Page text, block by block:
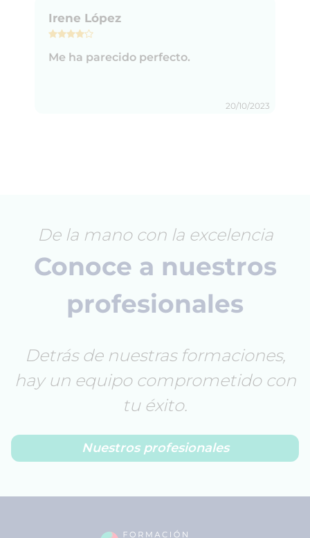
Irene López
Me ha parecido perfecto.
20/10/2023
De la mano con la excelencia
Conoce a nuestros
profesionales
Detrás de nuestras formaciones,
hay un equipo comprometido con
tu éxito.
Nuestros profesionales